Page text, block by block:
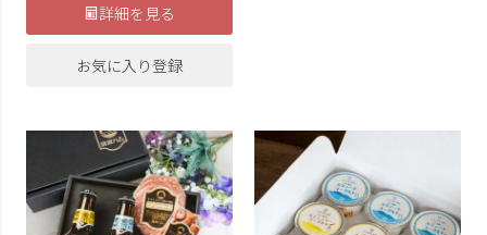
詳細を見る
お気に入り登録